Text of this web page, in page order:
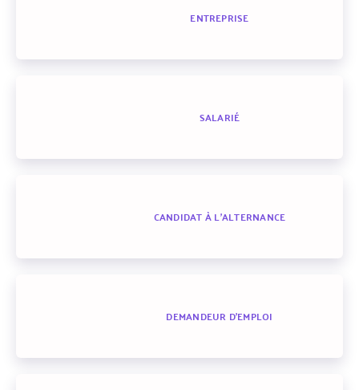
ENTREPRISE
SALARIÉ
CANDIDAT À L'ALTERNANCE
DEMANDEUR D'EMPLOI